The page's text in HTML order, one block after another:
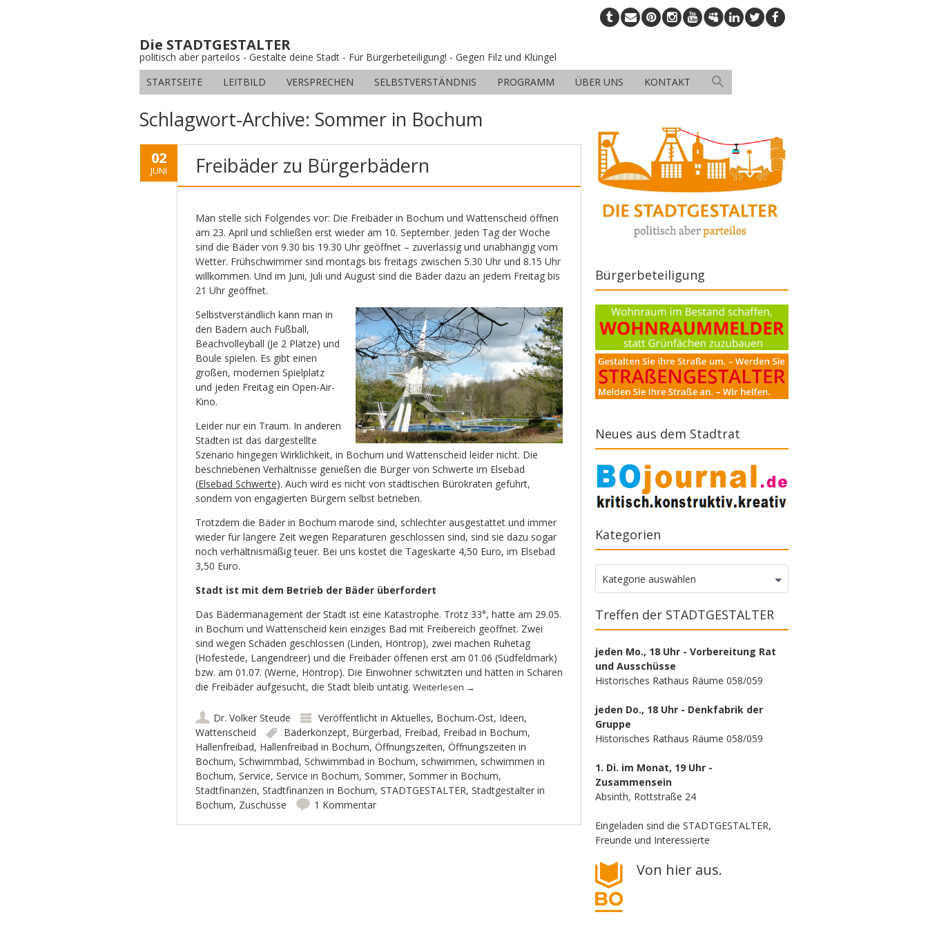
Die STADTGESTALTER
politisch aber parteilos - Gestalte deine Stadt - Für Bürgerbeteiligung! - Gegen Filz und Klüngel
STARTSEITE
LEITBILD VERSPRECHEN SELBSTVERSTÄNDNIS PROGRAMM ÜBER UNS KONTAKT
Schlagwort-Archive: Sommer in Bochum
02
JUNI Freibäder zu Bürgerbädern
Man stelle sich Folgendes vor: Die Freibäder in Bochum und Wattenscheid öffnen
am 23. April und schließen erst wieder am 10. September. Jeden Tag der Woche
sind die Bäder von 9.30 bis 19.30 Uhr geöffnet – zuverlässig und unabhängig vom
Wetter. Frühschwimmer sind montags bis freitags zwischen 5.30 Uhr und 8.15 Uhr
willkommen. Und im Juni, Juli und August sind die Bäder dazu an jedem Freitag bis
21 Uhr geöffnet.
Selbstverständlich kann man in
den Bädern auch Fußball,
Beachvolleyball (Je 2 Plätze) und
Boule spielen. Es gibt einen
großen, modernen Spielplatz
und jeden Freitag ein Open-Air-
Kino.
Leider nur ein Traum. In anderen
Städten ist das dargestellte
Szenario hingegen Wirklichkeit, in Bochum und Wattenscheid leider nicht. Die
beschriebenen Verhältnisse genießen die Bürger von Schwerte im Elsebad
(Elsebad Schwerte). Auch wird es nicht von städtischen Bürokraten geführt,
sondern von engagierten Bürgern selbst betrieben.
Trotzdem die Bäder in Bochum marode sind, schlechter ausgestattet und immer
wieder für längere Zeit wegen Reparaturen geschlossen sind, sind sie dazu sogar
noch verhältnismäßig teuer. Bei uns kostet die Tageskarte 4,50 Euro, im Elsebad
3,50 Euro.
Stadt ist mit dem Betrieb der Bäder überfordert
Das Bädermanagement der Stadt ist eine Katastrophe. Trotz 33°, hatte am 29.05.
in Bochum und Wattenscheid kein einziges Bad mit Freibereich geöffnet. Zwei
sind wegen Schäden geschlossen (Linden, Höntrop), zwei machen Ruhetag
(Hofestede, Langendreer) und die Freibäder öffenen erst am 01.06 (Südfeldmark)
bzw. am 01.07. (Werne, Höntrop). Die Einwohner schwitzten und hätten in Scharen
die Freibäder aufgesucht, die Stadt bleib untätig. Weiterlesen →
Dr. Volker Steude Veröffentlicht in Aktuelles, Bochum-Ost, Ideen,
Wattenscheid
Bäderkonzept, Bürgerbad, Freibad, Freibad in Bochum,
Hallenfreibad, Hallenfreibad in Bochum, Öffnungszeiten, Öffnungszeiten in
Bochum, Schwimmbad, Schwimmbad in Bochum, schwimmen, schwimmen in
Bochum, Service, Service in Bochum, Sommer, Sommer in Bochum,
Stadtfinanzen, Stadtfinanzen in Bochum, STADTGESTALTER, Stadtgestalter in
Bochum, Zuschüsse 1 Kommentar
Bürgerbeteiligung
Neues aus dem Stadtrat
Kategorien
Kategorien
Kategorie auswählen
Treffen der STADTGESTALTER
jeden Mo., 18 Uhr - Vorbereitung Rat
und Ausschüsse
Historisches Rathaus Räume 058/059
jeden Do., 18 Uhr - Denkfabrik der
Gruppe
Historisches Rathaus Räume 058/059
1. Di. im Monat, 19 Uhr -
Zusammensein
Absinth, Rottstraße 24
Eingeladen sind die STADTGESTALTER,
Freunde und Interessierte
Von hier aus.